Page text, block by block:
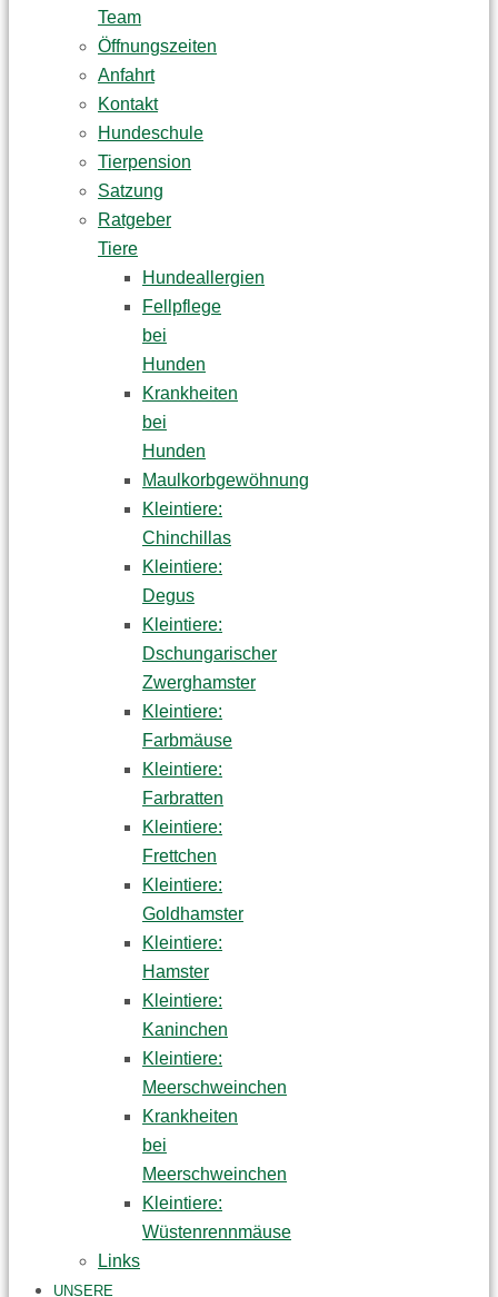
Team
Öffnungszeiten
Anfahrt
Kontakt
Hundeschule
Tierpension
Satzung
Ratgeber
Tiere
Hundeallergien
Fellpflege
bei
Hunden
Krankheiten
bei
Hunden
Maulkorbgewöhnung
Kleintiere:
Chinchillas
Kleintiere:
Degus
Kleintiere:
Dschungarischer
Zwerghamster
Kleintiere:
Farbmäuse
Kleintiere:
Farbratten
Kleintiere:
Frettchen
Kleintiere:
Goldhamster
Kleintiere:
Hamster
Kleintiere:
Kaninchen
Kleintiere:
Meerschweinchen
Krankheiten
bei
Meerschweinchen
Kleintiere:
Wüstenrennmäuse
Links
UNSERE